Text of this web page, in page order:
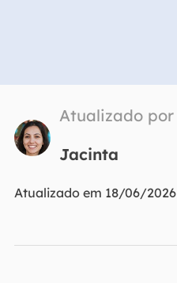
Atualizado por
Jacinta
Atualizado em 18/06/2026